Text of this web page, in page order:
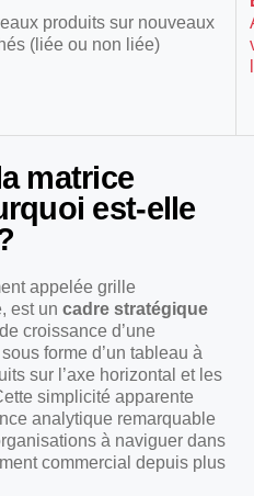
produits sur nouveaux
(liée ou non liée)
matrice
est-elle
appelée grille
est un cadre stratégique
croissance d’une
forme d’un tableau à
sur l’axe horizontal et les
simplicité apparente
analytique remarquable
à naviguer dans
commercial depuis plus